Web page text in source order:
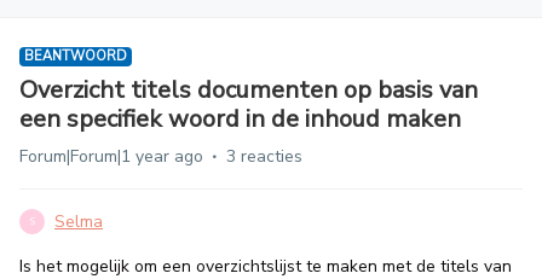
BEANTWOORD
Overzicht titels documenten op basis van
een specifiek woord in de inhoud maken
Forum|Forum|1 year ago 3 reacties
S
Selma
Is het mogelijk om een overzichtslijst te maken met de titels van